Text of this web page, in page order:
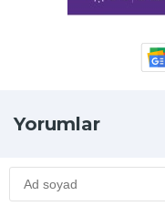
Yorumlar